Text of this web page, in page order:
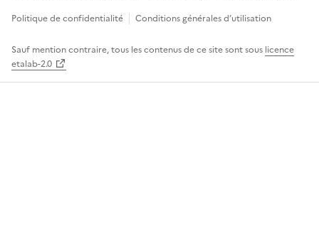
Politique de confidentialité
Conditions générales d’utilisation
Sauf mention contraire, tous les contenus de ce site sont sous licence
etalab-2.0